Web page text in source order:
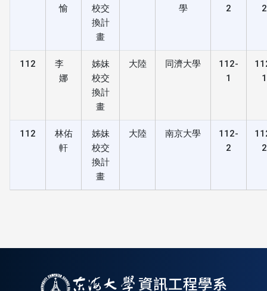
愉
校交
換計
畫
學
2
2
112
李
娜
姊妹
校交
換計
畫
大陸 同濟大學
112-
1
1
112
林佑
軒
姊妹
校交
換計
畫
大陸 南京大學
112-
2
2